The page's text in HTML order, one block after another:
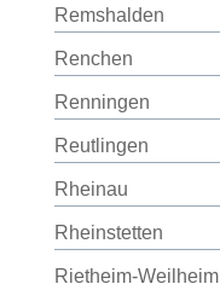
Remshalden
Renchen
Renningen
Reutlingen
Rheinau
Rheinstetten
Rietheim-Weilheim